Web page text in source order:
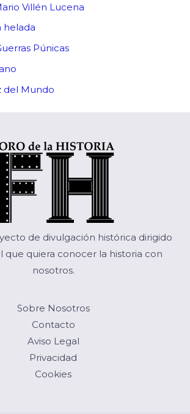
Villén Lucena
helada
Púnicas
del Mundo
de divulgación histórica dirigido
que quiera conocer la historia con
nosotros.
Sobre Nosotros
Contacto
Aviso Legal
Privacidad
Cookies